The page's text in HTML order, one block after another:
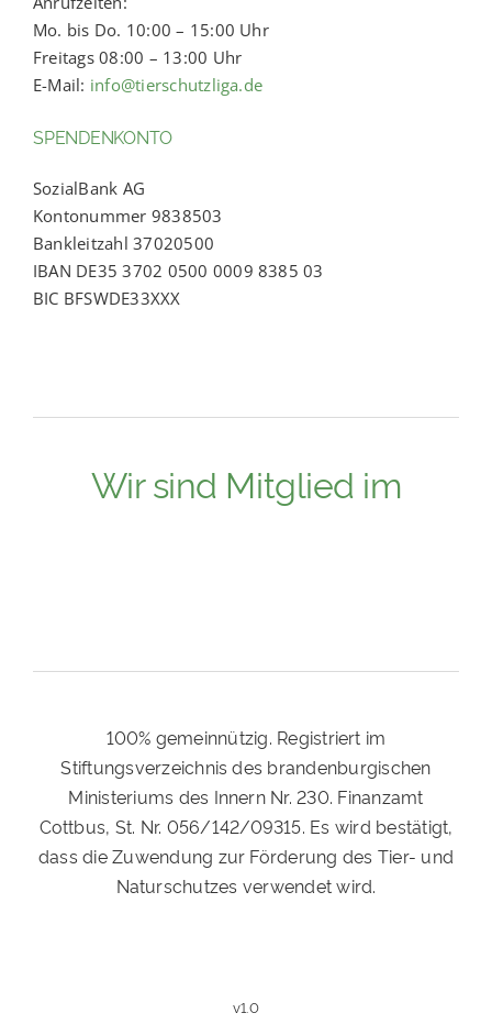
Mo. bis Do. 10:00 – 15:00 Uhr
Freitags 08:00 – 13:00 Uhr
E-Mail: info@tierschutzliga.de
SPENDENKONTO
SozialBank AG
Kontonummer 9838503
Bankleitzahl 37020500
IBAN DE35 3702 0500 0009 8385 03
BIC BFSWDE33XXX
Wir sind Mitglied im
100% gemeinnützig. Registriert im
Stiftungsverzeichnis des brandenburgischen
Ministeriums des Innern Nr. 230. Finanzamt
Cottbus, St. Nr. 056/142/09315. Es wird bestätigt,
dass die Zuwendung zur Förderung des Tier- und
Naturschutzes verwendet wird.
v1.0